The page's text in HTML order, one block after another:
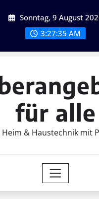
Sonntag, 9 August
3:27:37 AM
für alle
Heim & Haustechnik mit